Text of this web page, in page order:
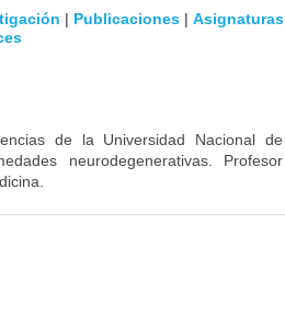
| Publicaciones | Asignaturas
de la Universidad Nacional de
neurodegenerativas. Profesor